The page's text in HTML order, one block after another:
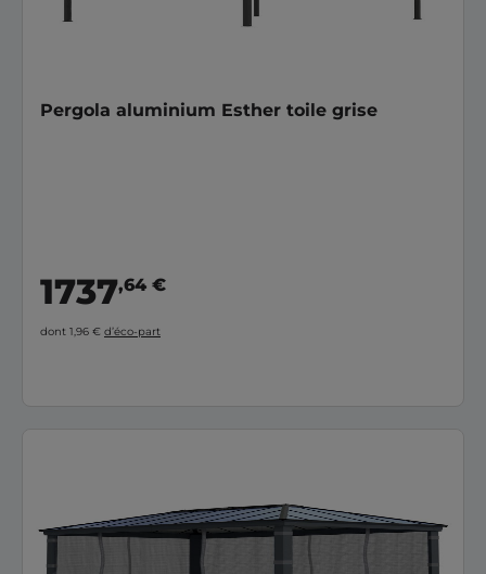
Pergola aluminium Esther toile grise
1737,64 €
dont 1,96 € d’éco-part